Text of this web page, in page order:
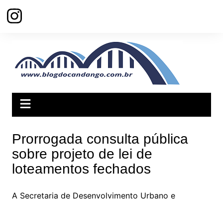
para
Prorrogada consulta pública
sobre projeto de lei de
loteamentos fechados
A Secretaria de Desenvolvimento Urbano e